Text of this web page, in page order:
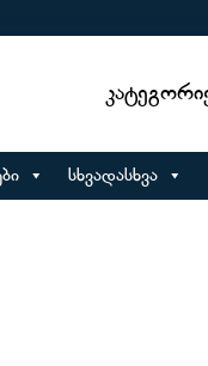
სხვადასხვა